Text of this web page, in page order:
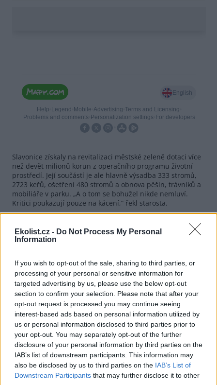
Ekolist.cz - Do Not Process My Personal
Information
If you wish to opt-out of the sale, sharing to third parties, or
processing of your personal or sensitive information for
targeted advertising by us, please use the below opt-out
section to confirm your selection. Please note that after your
opt-out request is processed you may continue seeing
interest-based ads based on personal information utilized by
us or personal information disclosed to third parties prior to
your opt-out. You may separately opt-out of the further
disclosure of your personal information by third parties on the
IAB’s list of downstream participants. This information may
also be disclosed by us to third parties on the IAB’s List of
Downstream Participants that may further disclose it to other
Slavonice získaly na revitalizaci městské zeleně dotaci více
než devět milionů korun z operačního programu životní
prostředí. Její součástí je ale hlavně výsadba 333 stromů,
2723 keřů, ošetření 480 stromů a obnova pěšin, trávníků a
mobiliáře v parku. „A o tom se bohužel nikde nemluví.
Kritici poukazují pouze na kácení,“ řekl starosta.
stará více než pět desítek let. Vzhledem k tomu u některých
stromů hrozí i to, že se zlomí nebo je vítr vyvrátí. „A to je
zranily, tak odpovědnost nese radnice,“ uvedl starosta.
reklama
Starosta by se nebránil ani průběžné údržbě aleje, jako je
například prořezávání stromů v nebezpečných partiích.
„Ale na to prostě nemáme peníze ani lidi. Vím, že velká
města takovou údržbu provádějí, ale stojí to miliony korun.
Navíc my máme na radnici šest zaměstnanců a těžko to
můžeme tímto způsobem dělat,“ uvedl Blažek.
Přečtěte si také |